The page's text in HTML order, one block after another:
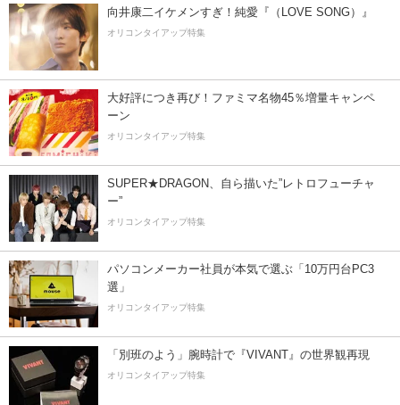
向井康二イケメンすぎ！純愛『（LOVE SONG）』
オリコンタイアップ特集
大好評につき再び！ファミマ名物45％増量キャンペ
ーン
オリコンタイアップ特集
SUPER★DRAGON、自ら描いた”レトロフューチャ
ー”
オリコンタイアップ特集
パソコンメーカー社員が本気で選ぶ「10万円台PC3
選」
オリコンタイアップ特集
「別班のよう」腕時計で『VIVANT』の世界観再現
オリコンタイアップ特集